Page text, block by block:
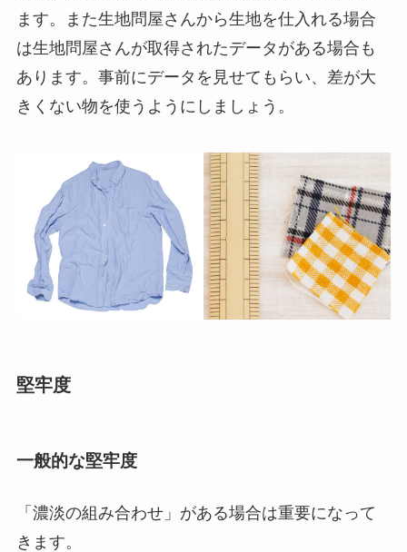
ます。また生地問屋さんから生地を仕入れる場合
は生地問屋さんが取得されたデータがある場合も
あります。事前にデータを見せてもらい、差が大
きくない物を使うようにしましょう。
堅牢度
一般的な堅牢度
「濃淡の組み合わせ」がある場合は重要になって
きます。